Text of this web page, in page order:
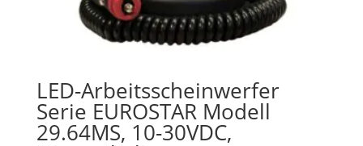
LED-Arbeitsscheinwerfer
Serie EUROSTAR Modell
29.64MS, 10-30VDC,